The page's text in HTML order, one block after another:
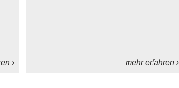
› mehr erfahren ›